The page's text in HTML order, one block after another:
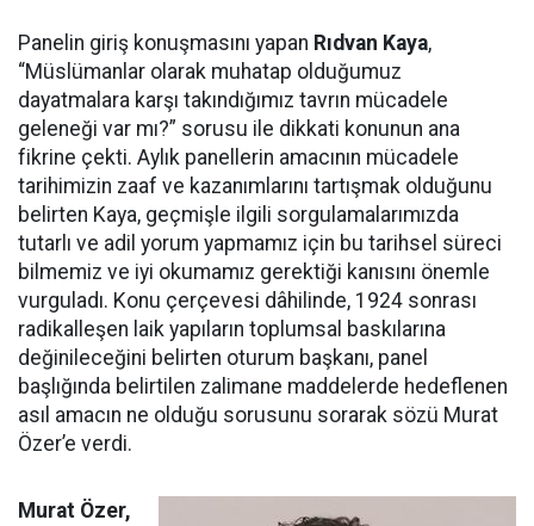
Panelin giriş konuşmasını yapan Rıdvan Kaya,
“Müslümanlar olarak muhatap olduğumuz
dayatmalara karşı takındığımız tavrın mücadele
geleneği var mı?” sorusu ile dikkati konunun ana
fikrine çekti. Aylık panellerin amacının mücadele
tarihimizin zaaf ve kazanımlarını tartışmak olduğunu
belirten Kaya, geçmişle ilgili sorgulamalarımızda
tutarlı ve adil yorum yapmamız için bu tarihsel süreci
bilmemiz ve iyi okumamız gerektiği kanısını önemle
vurguladı. Konu çerçevesi dâhilinde, 1924 sonrası
radikalleşen laik yapıların toplumsal baskılarına
değinileceğini belirten oturum başkanı, panel
başlığında belirtilen zalimane maddelerde hedeflenen
asıl amacın ne olduğu sorusunu sorarak sözü Murat
Özer’e verdi.
Murat Özer,